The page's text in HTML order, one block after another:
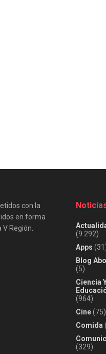
con la
en forma
Región.
(9.292)
Apps
Blog
(5)
Ciencia
(964)
Cine(75)
Comida
(329)